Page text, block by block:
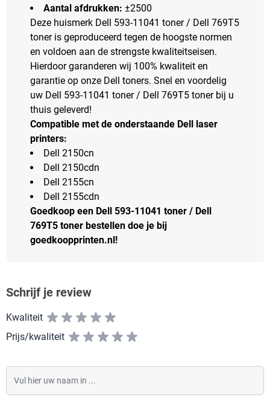
Aantal afdrukken: ±2500
Deze huismerk Dell 593-11041 toner / Dell 769T5
toner is geproduceerd tegen de hoogste normen
en voldoen aan de strengste kwaliteitseisen.
Hierdoor garanderen wij 100% kwaliteit en
garantie op onze Dell toners. Snel en voordelig
uw Dell 593-11041 toner / Dell 769T5 toner bij u
thuis geleverd!
Compatible met de onderstaande Dell laser
printers:
Dell 2150cn
Dell 2150cdn
Dell 2155cn
Dell 2155cdn
Goedkoop een Dell 593-11041 toner / Dell
769T5 toner bestellen doe je bij
goedkoopprinten.nl!
Schrijf je review
Kwaliteit
Prijs/kwaliteit
Vul hier uw naam in